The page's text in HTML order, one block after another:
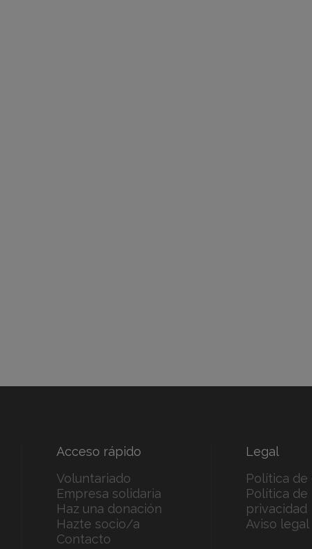
Acceso rápido
Voluntariado
Empresa solidaria
Haz una donación
Hazte socio/a
Contacto
Legal
Política de
Política de
privacidad
Aviso legal